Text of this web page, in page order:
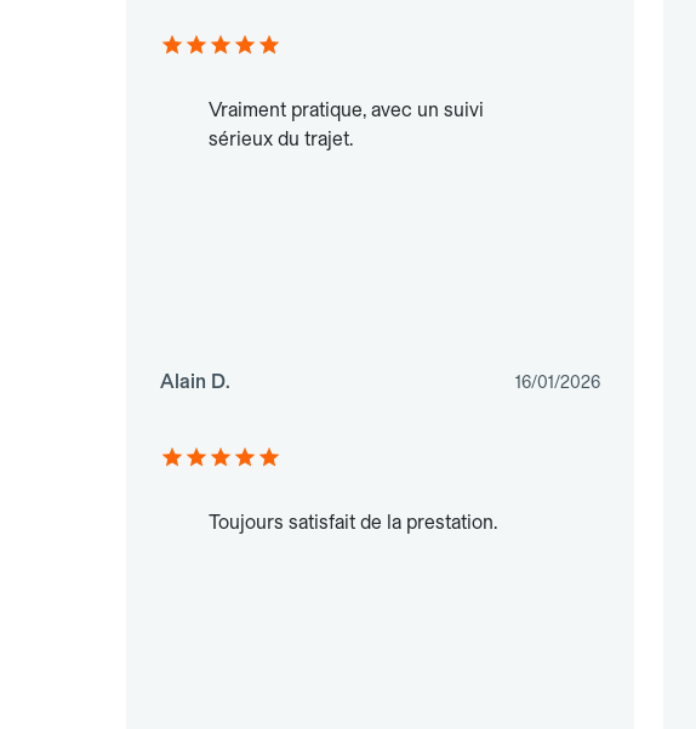
Vraiment pratique, avec un suivi
sérieux du trajet.
Alain D. 16/01/2026
Toujours satisfait de la prestation.